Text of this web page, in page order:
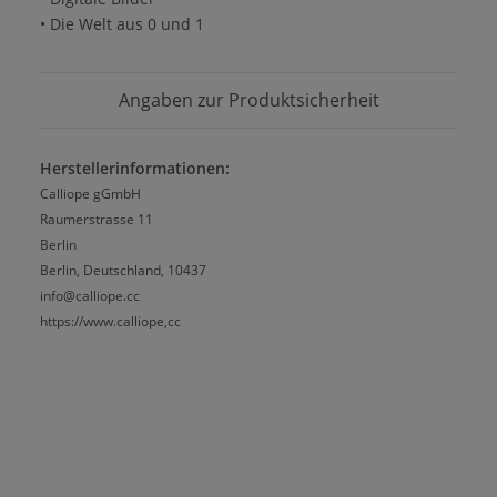
• Die Welt aus 0 und 1
Angaben zur Produktsicherheit
Herstellerinformationen:
Calliope gGmbH
Raumerstrasse 11
Berlin
Berlin, Deutschland, 10437
info@calliope.cc
https://www.calliope,cc